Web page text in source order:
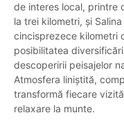
de interes local, printre
la trei kilometri, și
cincisprezece kilometri
posibilitatea
descoperirii peisajelor
Atmosfera liniștită,
transformă fiecare
relaxare la munte.